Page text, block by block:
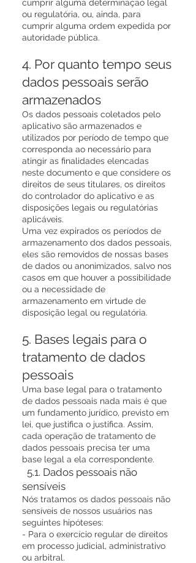
cumprir alguma determinação legal
ou regulatória, ou, ainda, para
cumprir alguma ordem expedida por
autoridade pública.
4. Por quanto tempo seus
dados pessoais serão
armazenados
Os dados pessoais coletados pelo
aplicativo são armazenados e
utilizados por período de tempo que
corresponda ao necessário para
atingir as finalidades elencadas
neste documento e que considere os
direitos de seus titulares, os direitos
do controlador do aplicativo e as
disposições legais ou regulatórias
aplicáveis.
Uma vez expirados os períodos de
armazenamento dos dados pessoais,
eles são removidos de nossas bases
de dados ou anonimizados, salvo nos
casos em que houver a possibilidade
ou a necessidade de
armazenamento em virtude de
disposição legal ou regulatória.
5. Bases legais para o
tratamento de dados
pessoais
Uma base legal para o tratamento
de dados pessoais nada mais é que
um fundamento jurídico, previsto em
lei, que justifica o justifica. Assim,
cada operação de tratamento de
dados pessoais precisa ter uma
base legal a ela correspondente.
5.1. Dados pessoais não
sensíveis
Nós tratamos os dados pessoais não
sensíveis de nossos usuários nas
seguintes hipóteses:
- Para o exercício regular de direitos
em processo judicial, administrativo
ou arbitral.